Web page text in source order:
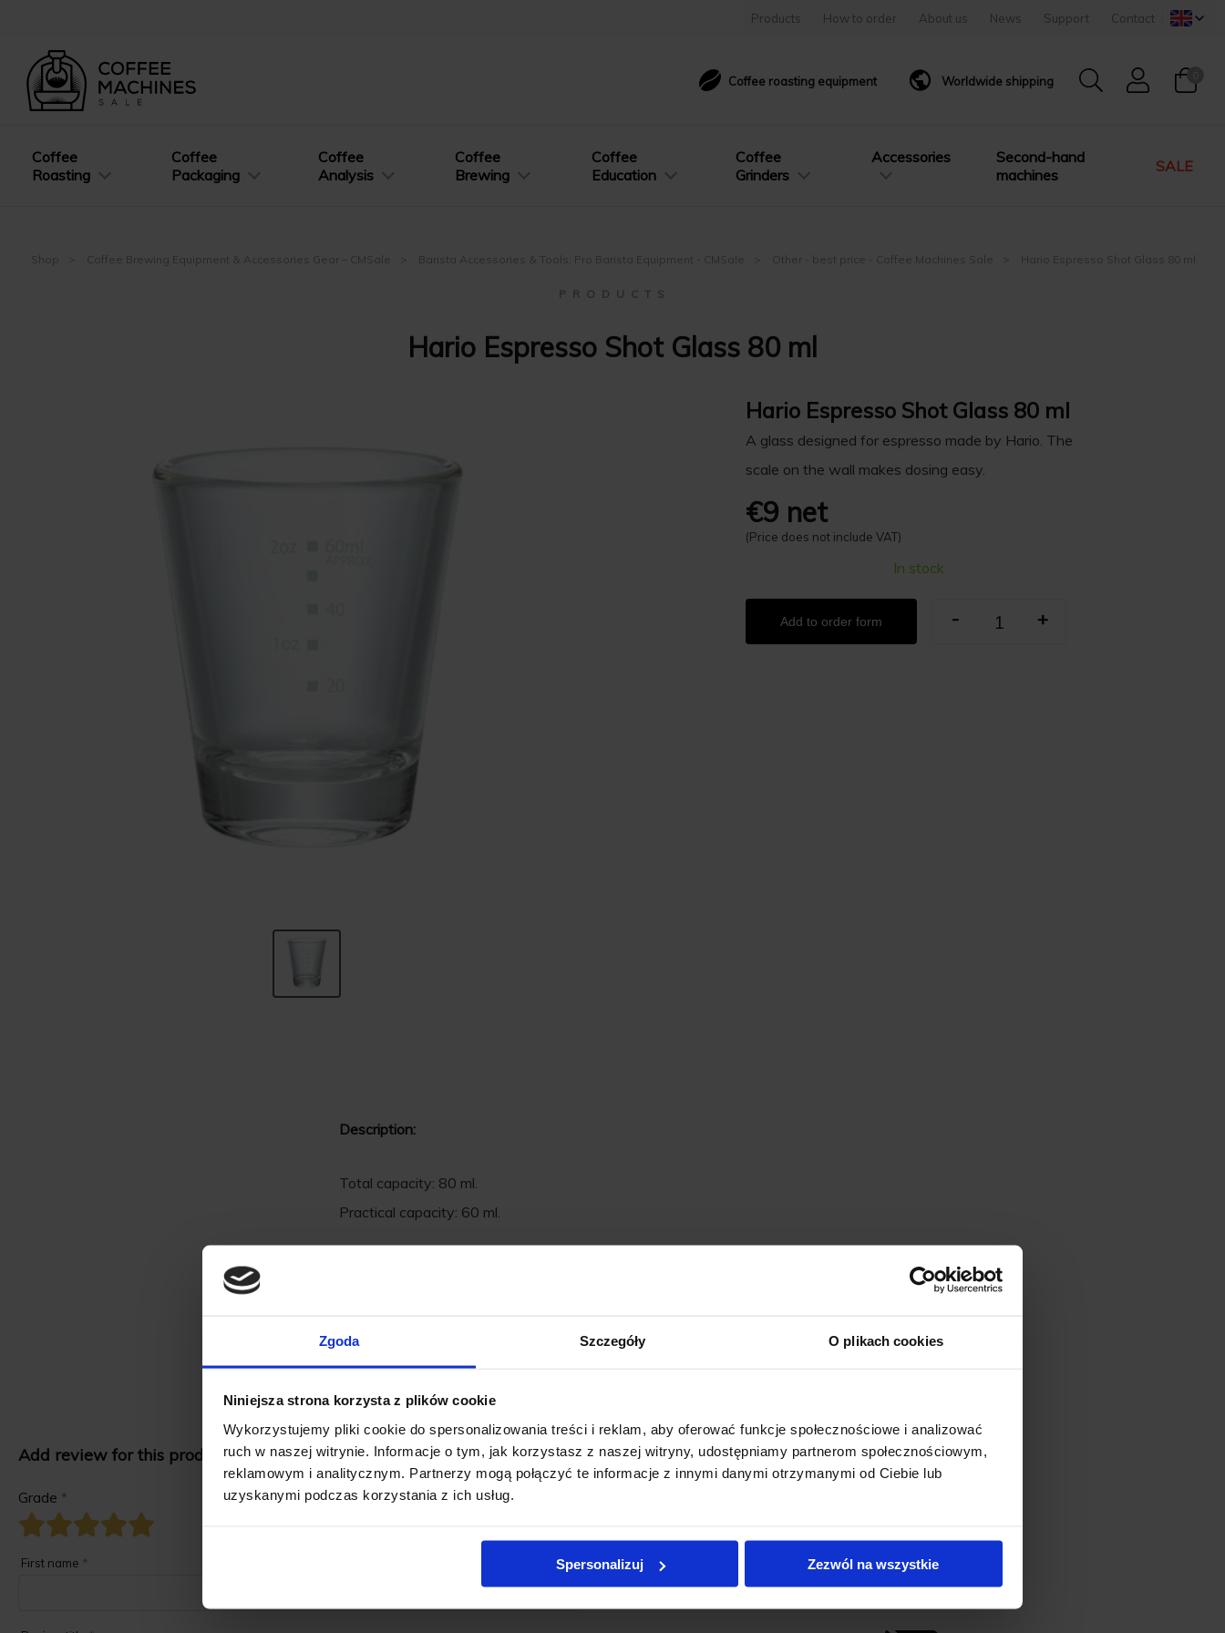
Zgoda Szczegóły O plikach cookies
Niniejsza strona korzysta z plików cookie
Wykorzystujemy pliki cookie do spersonalizowania treści i reklam, aby oferować funkcje społecznościowe i analizować
ruch w naszej witrynie. Informacje o tym, jak korzystasz z naszej witryny, udostępniamy partnerom społecznościowym,
reklamowym i analitycznym. Partnerzy mogą połączyć te informacje z innymi danymi otrzymanymi od Ciebie lub
uzyskanymi podczas korzystania z ich usług.
Spersonalizuj Zezwól na wszystkie
Products How to order About us News Support Contact
Coffee roasting equipment Worldwide shipping
Coffee
Roasting
Coffee
Packaging
Coffee
Analysis
Coffee
Brewing
Coffee
Education
Coffee
Grinders
Accessories
Second-hand
machines
SALE
Shop Coffee Brewing Equipment & Accessories Gear – CMSale Barista Accessories & Tools: Pro Barista Equipment - CMSale Other - best price - Coffee Machines Sale Hario Espresso Shot Glass 80 ml
P R O D U C T S
Hario Espresso Shot Glass 80 ml
Hario Espresso Shot Glass 80 ml
A glass designed for espresso made by Hario. The
scale on the wall makes dosing easy.
€9 net
(Price does not include VAT)
In stock
Add to order form - +
Description:
Total capacity: 80 ml.
Practical capacity: 60 ml.
Add review for this product.
Grade *
First name *